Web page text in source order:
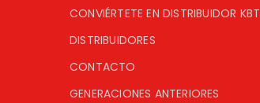
CONVIÉRTETE EN DISTRIBUIDOR KBT
DISTRIBUIDORES
CONTACTO
GENERACIONES ANTERIORES